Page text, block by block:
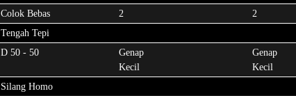
Colok Bebas
2 2
Tengah Tepi
D 50 - 50
Genap
Kecil
Genap
Kecil
Silang Homo